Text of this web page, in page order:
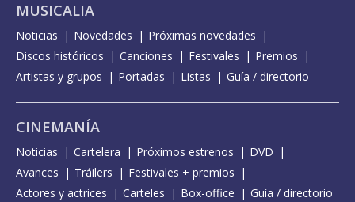
MUSICALIA
Noticias Novedades
Próximas novedades
Discos históricos
Canciones Festivales
Premios
Artistas y grupos
Portadas Listas Guía / directorio
CINEMANÍA
Noticias Cartelera Próximos estrenos
DVD
Avances
Tráilers
Festivales + premios
Actores y actrices
Carteles Box-office Guía / directorio